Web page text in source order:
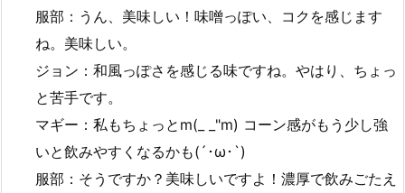
服部：うん、美味しい！味噌っぽい、コクを感じます
ね。美味しい。
ジョン：和風っぽさを感じる味ですね。やはり、ちょっ
と苦手です。
マギー：私もちょっとm(_ _"m) コーン感がもう少し強
いと飲みやすくなるかも(´･ω･`)
服部：そうですか？美味しいですよ！濃厚で飲みごたえ